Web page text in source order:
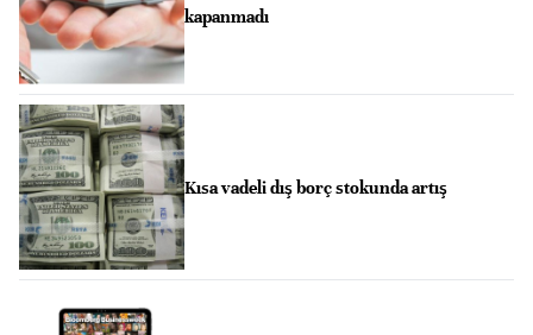
kapanmadı
Kısa vadeli dış borç stokunda artış